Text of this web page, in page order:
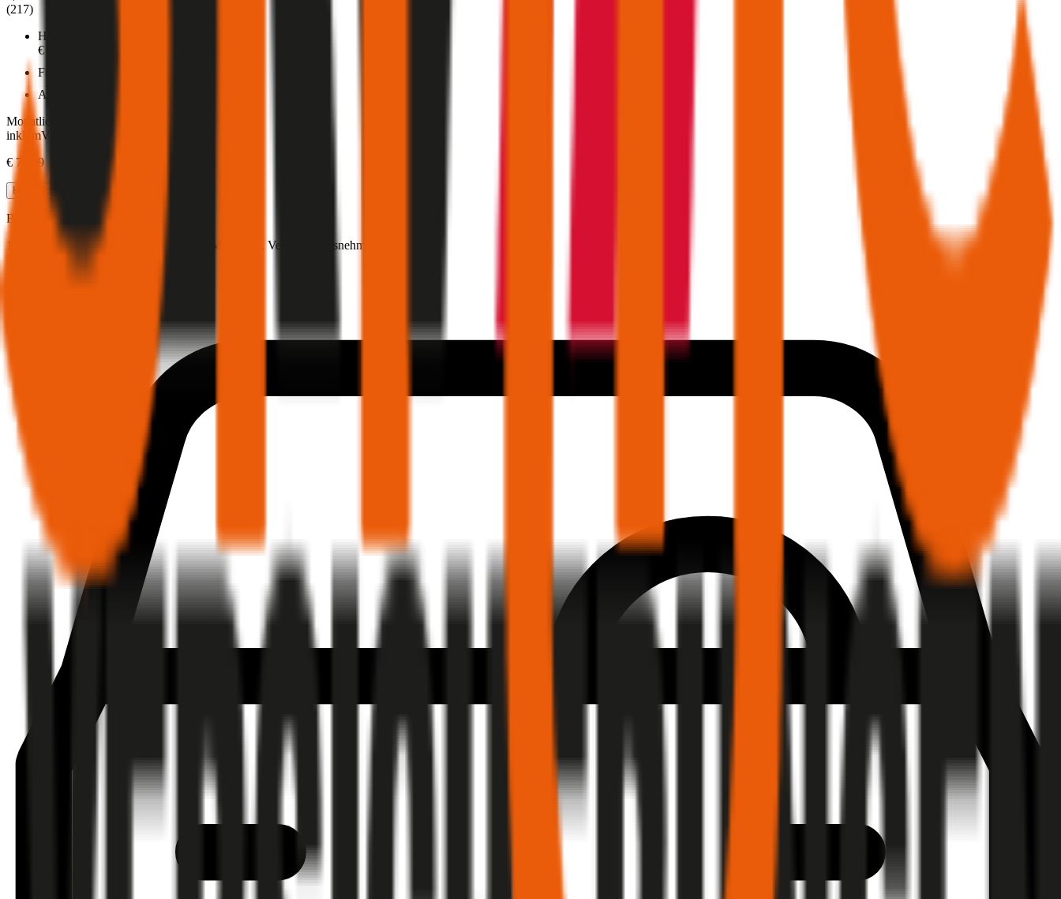
(217)
Haftpflicht
€ 20 Mio.
Freischaden
Assistance
Monatliche Prämie
inkl. mVSt.
€ 76,49
Haftpflicht
BMW
2er-Reihe, Teilkasko
122 PS/90 KW, benzin, Baujahr 2025,
BM-Stufe , Versicherungsnehmer 30 Jahre